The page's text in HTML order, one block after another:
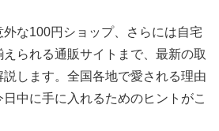
な100円ショップ、さらには自宅
られる通販サイトまで、最新の取
説します。全国各地で愛される理由
中に手に入れるためのヒントがこ